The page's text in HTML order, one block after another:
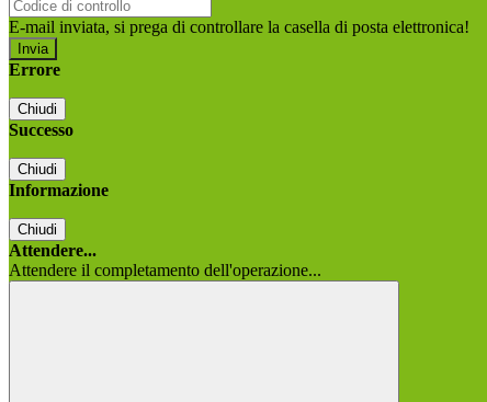
E-mail inviata, si prega di controllare la casella di posta elettronica!
Errore
Chiudi
Successo
Chiudi
Informazione
Chiudi
Attendere...
Attendere il completamento dell'operazione...